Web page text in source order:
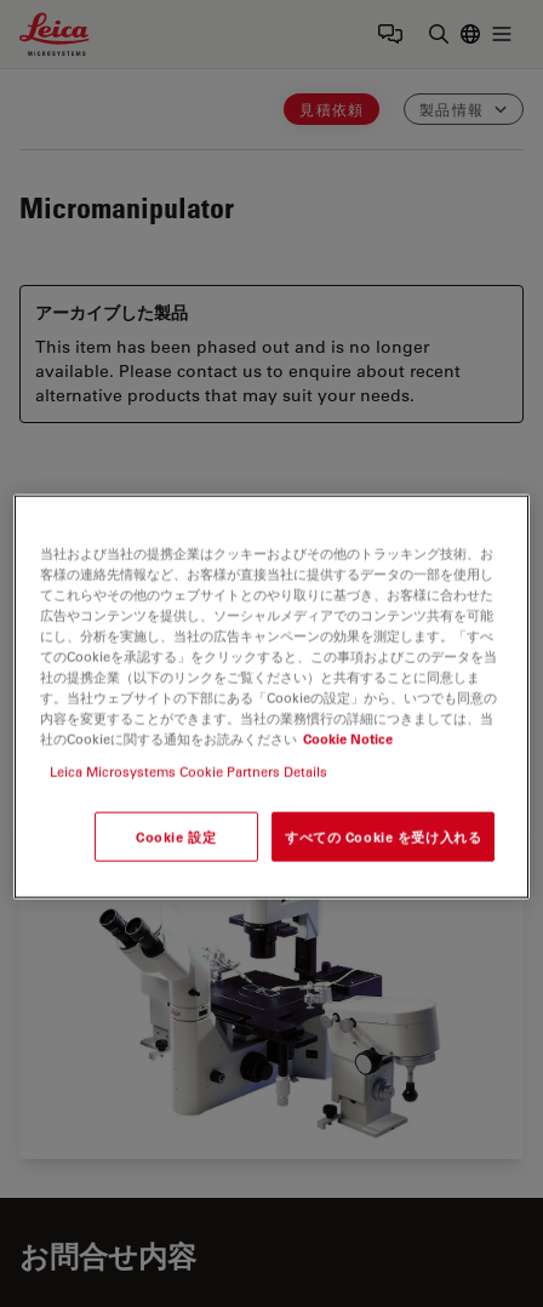
Leica Microsystems Logo
見積依頼 製品情報
Micromanipulator
アーカイブした製品
This item has been phased out and is no longer
available. Please contact us to enquire about recent
alternative products that may suit your needs.
by Leica Microsystems are ideal for all medical and life
science applications wheremicro surgical,
physiological,orchemical operationsare performed on
live organisms such as oocytes, adherent cells, and
plant cells.
Typical applications includemicroinjection in adherent
cells,transgenics, IVF, ICSI,and work involving stem
cells.
お問合せ内容
当社および当社の提携企業はクッキーおよびその他のトラッキング技術、お
客様の連絡先情報など、お客様が直接当社に提供するデータの一部を使用し
てこれらやその他のウェブサイトとのやり取りに基づき、お客様に合わせた
広告やコンテンツを提供し、ソーシャルメディアでのコンテンツ共有を可能
にし、分析を実施し、当社の広告キャンペーンの効果を測定します。「すべ
てのCookieを承認する」をクリックすると、この事項およびこのデータを当
社の提携企業（以下のリンクをご覧ください）と共有することに同意しま
す。当社ウェブサイトの下部にある「Cookieの設定」から、いつでも同意の
内容を変更することができます。当社の業務慣行の詳細につきましては、当
社のCookieに関する通知をお読みください Cookie Notice
Leica Microsystems Cookie Partners Details
Cookie 設定 すべての Cookie を受け入れる